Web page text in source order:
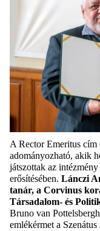
A Rector Emeritus
adományozható, akik
játszottak az
erősítésében. Lánczi
tanár, a Corvinus
Társadalom- és
Bruno van
emlékérmet a